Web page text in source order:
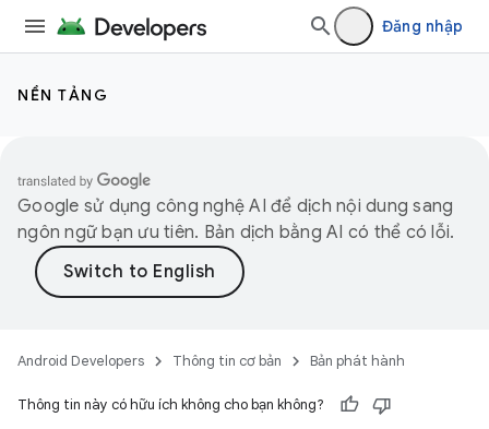
Đăng nhập
NỀN TẢNG
Google sử dụng công nghệ AI để dịch nội dung sang
ngôn ngữ bạn ưu tiên. Bản dịch bằng AI có thể có lỗi.
Android Developers Thông tin cơ bản Bản phát hành
Thông tin này có hữu ích không cho bạn không?